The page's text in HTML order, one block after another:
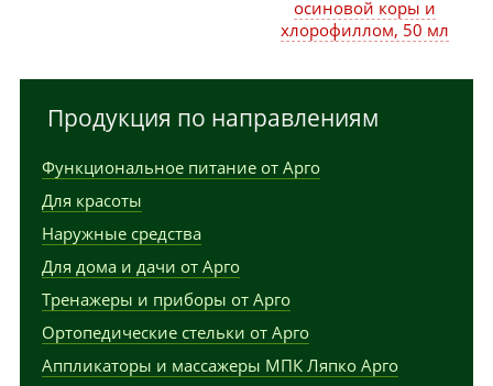
осиновой коры и
хлорофиллом, 50 мл
Продукция по направлениям
Функциональное питание от Арго
Для красоты
Наружные средства
Для дома и дачи от Арго
Тренажеры и приборы от Арго
Ортопедические стельки от Арго
Аппликаторы и массажеры МПК Ляпко Арго